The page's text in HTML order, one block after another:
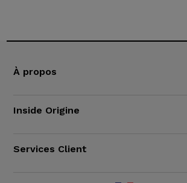
À propos
Inside Origine
Services Client